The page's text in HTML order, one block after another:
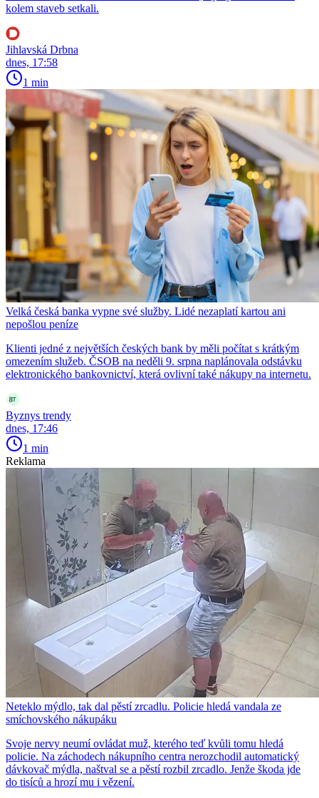
kolem staveb setkali.
Jihlavská Drbna
dnes, 17:58
1 min
Velká česká banka vypne své služby. Lidé nezaplatí kartou ani
nepošlou peníze
Klienti jedné z největších českých bank by měli počítat s krátkým
omezením služeb. ČSOB na neděli 9. srpna naplánovala odstávku
elektronického bankovnictví, která ovlivní také nákupy na internetu.
Byznys trendy
dnes, 17:46
1 min
Reklama
Neteklo mýdlo, tak dal pěstí zrcadlu. Policie hledá vandala ze
smíchovského nákupáku
Svoje nervy neumí ovládat muž, kterého teď kvůli tomu hledá
policie. Na záchodech nákupního centra nerozchodil automatický
dávkovač mýdla, naštval se a pěstí rozbil zrcadlo. Jenže škoda jde
do tisíců a hrozí mu i vězení.